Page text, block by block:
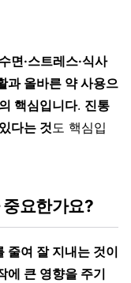
수면·스트레스·식사
과 올바른 약 사용으
핵심입니다. 진통
다는 것도 핵심입
요한가요?
줄여 잘 지내는 것이
에 큰 영향을 주기